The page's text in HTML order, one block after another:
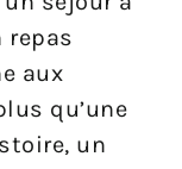
repas
aux
qu’une
un